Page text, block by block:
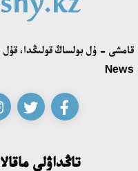
News
تاڭداۋلى ماقالا